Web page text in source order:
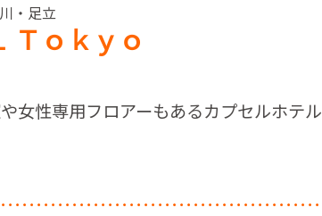
・足立
Ｔｏｋｙｏ
女性専用フロアーもあるカプセルホテル